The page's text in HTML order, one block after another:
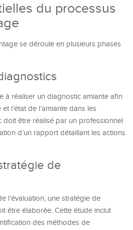
du processus
se déroule en plusieurs phases
à réaliser un diagnostic amiante afin
l’état de l’amiante dans les
doit être réalisé par un professionnel
d’un rapport détaillant les actions
de
l’évaluation, une stratégie de
être élaborée. Cette étude inclut
des méthodes de